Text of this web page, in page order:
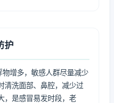
护
增多，敏感人群尽量减少
清洗面部、鼻腔，减少过
，是感冒易发时段，老